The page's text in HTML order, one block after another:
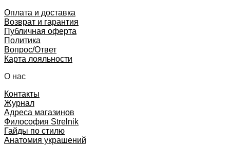
Оплата и доставка
Возврат и гарантия
Публичная оферта
Политика
Вопрос/Ответ
Карта лояльности
О нас
Контакты
Журнал
Адреса магазинов
Философия Strelnik
Гайды по стилю
Анатомия украшений